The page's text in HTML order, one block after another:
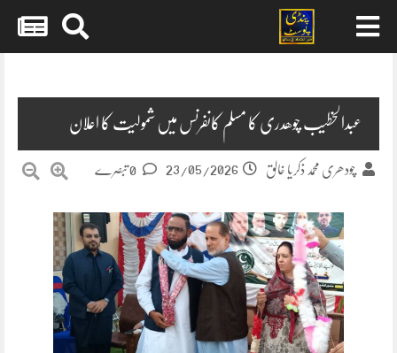
عبدالخطیب چوھدری کا مسلم کانفرنس میں شمولیت کا اعلان
چودھری محمد ذکریا خالق 23/05/2026